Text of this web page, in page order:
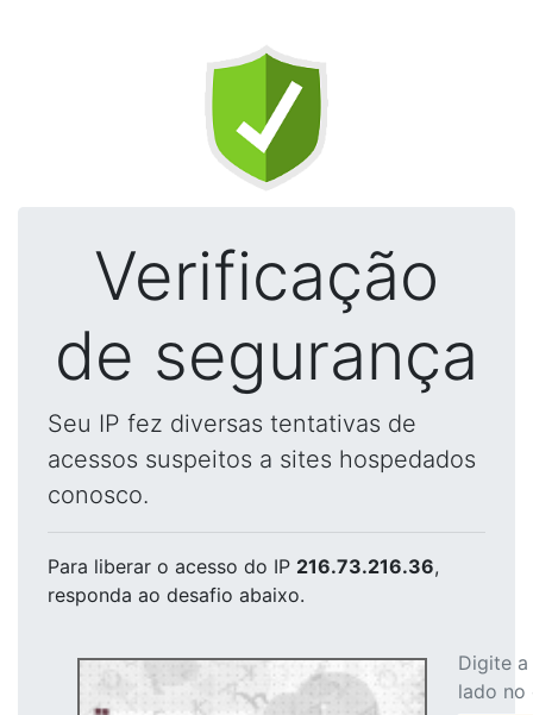
Verificação
de segurança
Seu IP fez diversas tentativas de
acessos suspeitos a sites hospedados
conosco.
Para liberar o acesso do IP 216.73.216.36,
responda ao desafio abaixo.
Digite
lado no